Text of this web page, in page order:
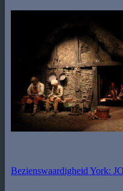
Bezienswaardigheid York: